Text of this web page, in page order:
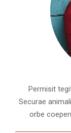
Permisit
Securae
orbe